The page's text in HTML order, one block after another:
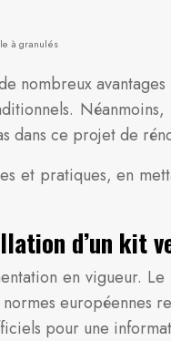
à granulés
nombreux
dans ce projet de
et pratiques, en
d’un kit
en vigueur.
pour une